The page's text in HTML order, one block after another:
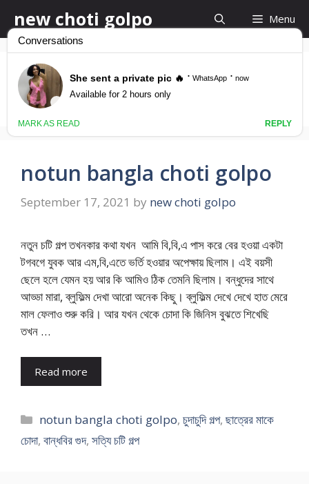
to
content
new choti golpo Menu
বান্ধবির গুদ
notun bangla choti golpo
September 17, 2021 by new choti golpo
নতুন চটি গল্প তখনকার কথা যখন আমি বি,বি,এ পাস করে বের হওয়া একটা
টগবগে যুবক আর এম,বি,এতে ভর্তি হওয়ার অপেক্ষায় ছিলাম। এই বয়সী
ছেলে হলে যেমন হয় আর কি আমিও ঠিক তেমনি ছিলাম। বন্ধুদের সাথে
আড্ডা মারা, ব্লুফিল্ম দেখা আরো অনেক কিছু। ব্লুফিল্ম দেখে দেখে হাত মেরে
মাল ফেলাও শুরু করি। আর যখন থেকে চোদা কি জিনিস বুঝতে শিখেছি
তখন …
Read more
Categories
notun bangla choti golpo,চুদাচুদি গল্প,ছাত্রের মাকে
চোদা, বান্ধবির গুদ, সত্যি চটি গল্প